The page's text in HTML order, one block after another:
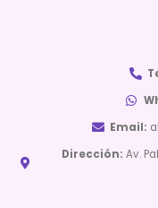
Email:
Dirección: Av.